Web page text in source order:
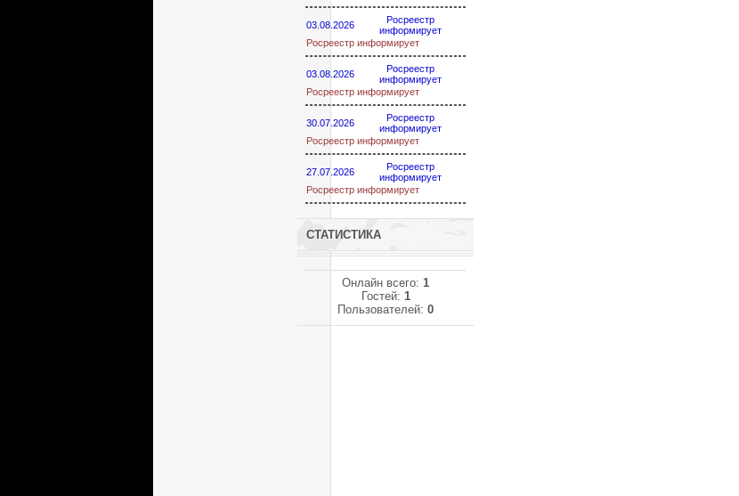
03.08.2026
Росреестр
информирует
Росреестр информирует
03.08.2026
Росреестр
информирует
Росреестр информирует
30.07.2026
Росреестр
информирует
Росреестр информирует
27.07.2026
Росреестр
информирует
Росреестр информирует
СТАТИСТИКА
Онлайн всего: 1
Гостей: 1
Пользователей: 0